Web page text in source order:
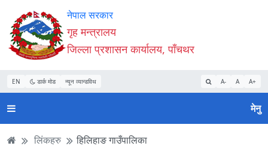
Accessibility
Mode
सुरु
गर्नुहोस्
सामाग्री
पढ्नुहाेस्
नेभिगेसन
पढ्नुहाेस्
वेबसाइट
खोजमा
जानुहोस्
नेपाल सरकार
गृह मन्त्रालय
जिल्ला प्रशासन कार्यालय, पाँचथर
EN डार्क मोड न्यून व्यान्डविथ A- A A+
मेनु
लिंकहरु हिलिहाङ गाउँपालिका